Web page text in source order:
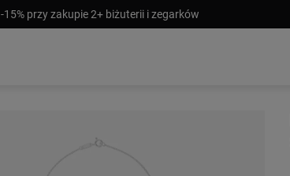
-15% przy zakupie 2+ biżuterii i zegarków